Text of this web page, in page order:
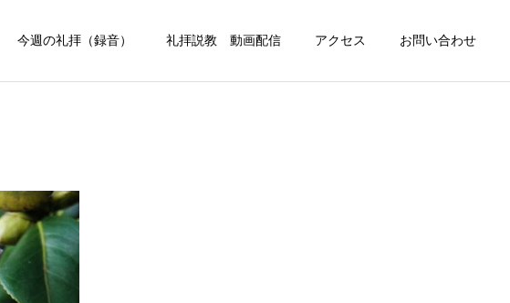
今週の礼拝（録音） 礼拝説教 動画配信 アクセス お問い合わせ